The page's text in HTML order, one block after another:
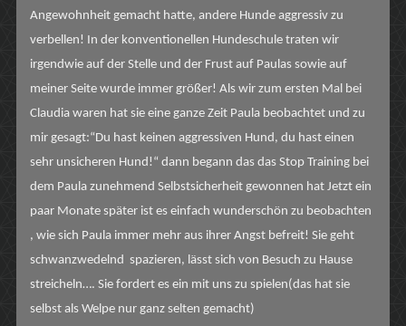
Angewohnheit gemacht hatte, andere Hunde aggressiv zu
verbellen! In der konventionellen Hundeschule traten wir
irgendwie auf der Stelle und der Frust auf Paulas sowie auf
meiner Seite wurde immer größer! Als wir zum ersten Mal bei
Claudia waren hat sie eine ganze Zeit Paula beobachtet und zu
mir gesagt:“Du hast keinen aggressiven Hund, du hast einen
sehr unsicheren Hund!“ dann begann das das Stop Training bei
dem Paula zunehmend Selbstsicherheit gewonnen hat Jetzt ein
paar Monate später ist es einfach wunderschön zu beobachten
, wie sich Paula immer mehr aus ihrer Angst befreit! Sie geht
schwanzwedelnd spazieren, lässt sich von Besuch zu Hause
streicheln…. Sie fordert es ein mit uns zu spielen(das hat sie
selbst als Welpe nur ganz selten gemacht)